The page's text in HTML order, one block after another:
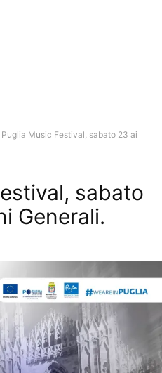
Puglia Music Festival, sabato 23 ai
sabato
Generali.